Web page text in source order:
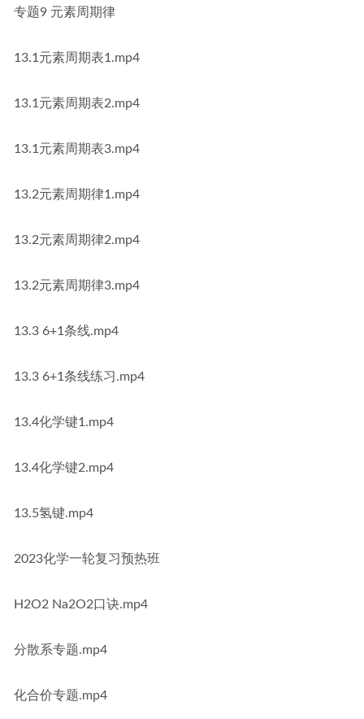
专题9 元素周期律
13.1元素周期表1.mp4
13.1元素周期表2.mp4
13.1元素周期表3.mp4
13.2元素周期律1.mp4
13.2元素周期律2.mp4
13.2元素周期律3.mp4
13.3 6+1条线.mp4
13.3 6+1条线练习.mp4
13.4化学键1.mp4
13.4化学键2.mp4
13.5氢键.mp4
2023化学一轮复习预热班
H2O2 Na2O2口诀.mp4
分散系专题.mp4
化合价专题.mp4